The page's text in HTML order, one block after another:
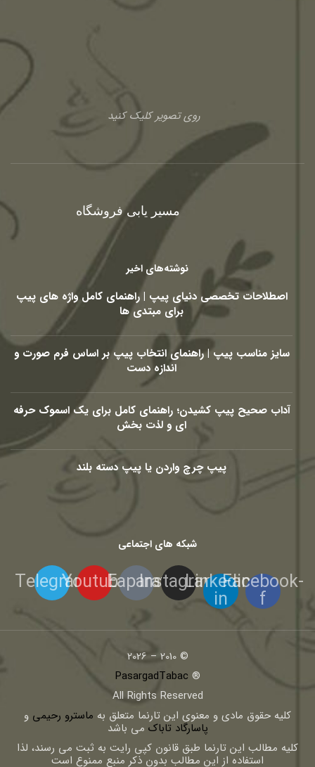
روی تصویر کلیک کنید
مسیر یابی فروشگاه
نوشته‌های اخیر
اصطلاحات تخصصی دنیای پیپ | راهنمای کامل واژه های پیپ
برای مبتدی ها
سایز مناسب پیپ | راهنمای انتخاب پیپ بر اساس فرم صورت و
اندازه دست
آداب صحیح پیپ کشیدن؛ راهنمای کامل برای یک اسموک حرفه
ای و لذت بخش
پیپ چرچ واردن یا پیپ دسته بلند
شبکه های اجتماعی
Facebook-
f
Linkedin-
in
Instagram
Eaparat
Youtube
Telegram
© 2010 – 2026
®
PasargadTabac
All Rights Reserved
كليه حقوق مادی و معنوی اين تارنما متعلق به ماسترو رحیمی و
پاسارگاد تاباک می باشد
کلیه مطالب این تارنما طبق قانون کپی رایت به ثبت می رسند، لذا
استفاده از این مطالب بدون ذکر منبع ممنوع است